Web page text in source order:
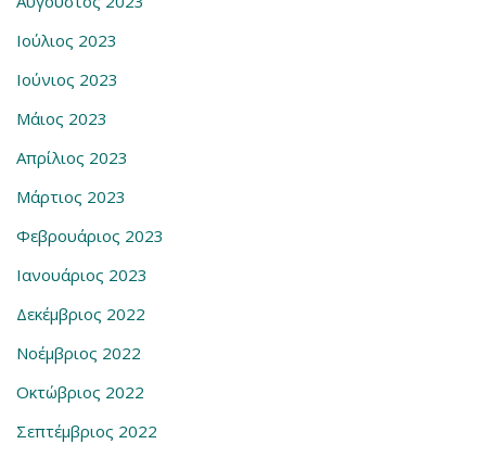
Ιούλιος 2023
Ιούνιος 2023
Μάιος 2023
Απρίλιος 2023
Μάρτιος 2023
Φεβρουάριος 2023
Ιανουάριος 2023
Δεκέμβριος 2022
Νοέμβριος 2022
Οκτώβριος 2022
Σεπτέμβριος 2022